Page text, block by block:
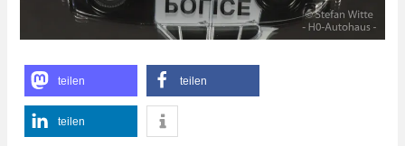
teilen teilen
teilen